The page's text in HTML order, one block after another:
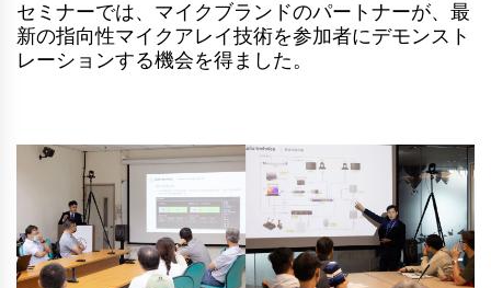
セミナーでは、マイクブランドのパートナーが、最
新の指向性マイクアレイ技術を参加者にデモンスト
レーションする機会を得ました。